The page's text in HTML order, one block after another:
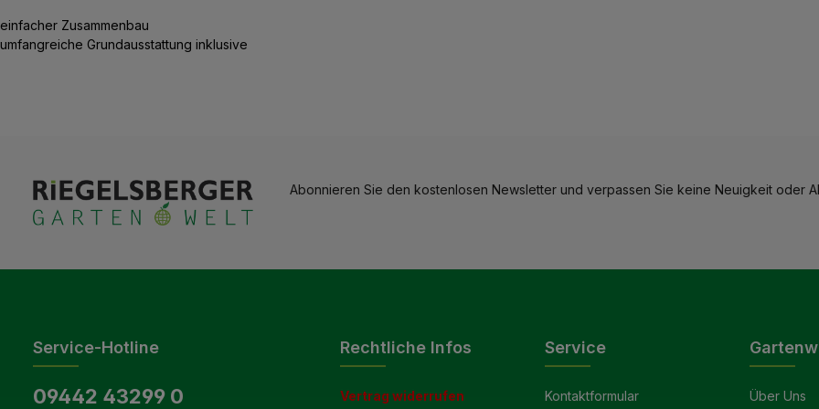
einfacher Zusammenbau
umfangreiche Grundausstattung inklusive
Abonnieren Sie den kostenlosen Newsletter und verpassen Sie keine Neuigkeit oder
Service-Hotline
09442 43299 0
Rechtliche Infos
Vertrag widerrufen
Service
Kontaktformular Über Uns